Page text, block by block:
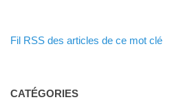
Fil RSS des articles de ce mot clé
CATÉGORIES